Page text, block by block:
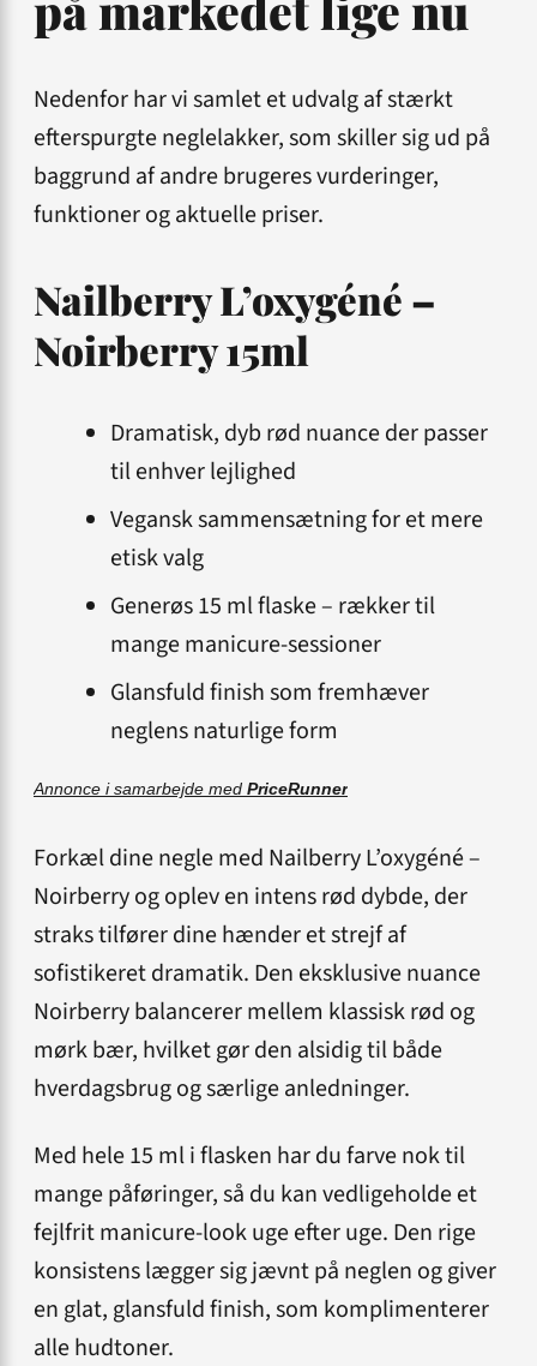
Nedenfor har vi samlet et udvalg af stærkt
efterspurgte neglelakker, som skiller sig ud på
baggrund af andre brugeres vurderinger,
funktioner og aktuelle priser.
Nailberry L’oxygéné –
Noirberry 15ml
Dramatisk, dyb rød nuance der passer
til enhver lejlighed
Vegansk sammensætning for et mere
etisk valg
Generøs 15 ml flaske – rækker til
mange manicure-sessioner
Glansfuld finish som fremhæver
neglens naturlige form
Annonce i samarbejde med PriceRunner
Forkæl dine negle med Nailberry L’oxygéné –
Noirberry og oplev en intens rød dybde, der
straks tilfører dine hænder et strejf af
sofistikeret dramatik. Den eksklusive nuance
Noirberry balancerer mellem klassisk rød og
mørk bær, hvilket gør den alsidig til både
hverdagsbrug og særlige anledninger.
Med hele 15 ml i flasken har du farve nok til
mange påføringer, så du kan vedligeholde et
fejlfrit manicure-look uge efter uge. Den rige
konsistens lægger sig jævnt på neglen og giver
en glat, glansfuld finish, som komplimenterer
alle hudtoner.